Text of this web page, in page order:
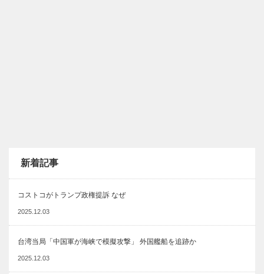
新着記事
コストコがトランプ政権提訴 なぜ
2025.12.03
台湾当局「中国軍が海峡で模擬攻撃」 外国艦船を追跡か
2025.12.03